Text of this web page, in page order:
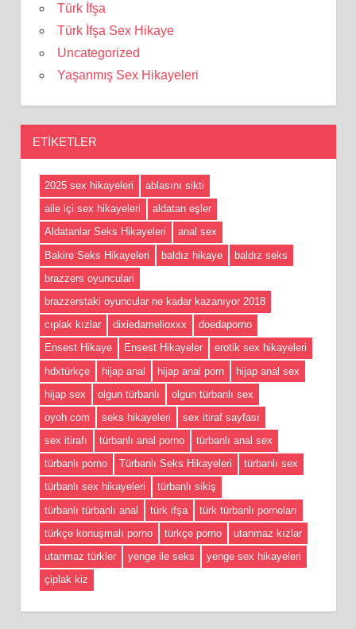
Türk İfşa
Türk İfşa Sex Hikaye
Uncategorized
Yaşanmış Sex Hikayeleri
ETIKETLER
2025 sex hikayeleri
ablasını sikti
aile içi sex hikayeleri
aldatan eşler
Aldatanlar Seks Hikayeleri
anal sex
Bakire Seks Hikayeleri
baldız hikaye
baldız seks
brazzers oyunculari
brazzerstaki oyuncular ne kadar kazanıyor 2018
cıplak kızlar
dixiedamelioxxx
doedaporno
Ensest Hikaye
Ensest Hikayeler
erotik sex hikayeleri
hdxtürkçe
hijap anal hijap anal porn
hijap anal sex
hijap sex
olgun türbanlı
olgun türbanlı sex
oyoh com
seks hikayeleri
sex itiraf sayfası
sex itirafı
türbanlı anal porno
türbanlı anal sex
türbanlı porno
Türbanlı Seks Hikayeleri
türbanlı sex
türbanlı sex hikayeleri
türbanlı sikiş
türbanlı türbanlı anal
türk ifşa
türk türbanlı pornoları
türkçe konuşmalı porno
türkçe porno
utanmaz kızlar
utanmaz türkler
yenge ile seks
yenge sex hikayeleri
çiplak kiz